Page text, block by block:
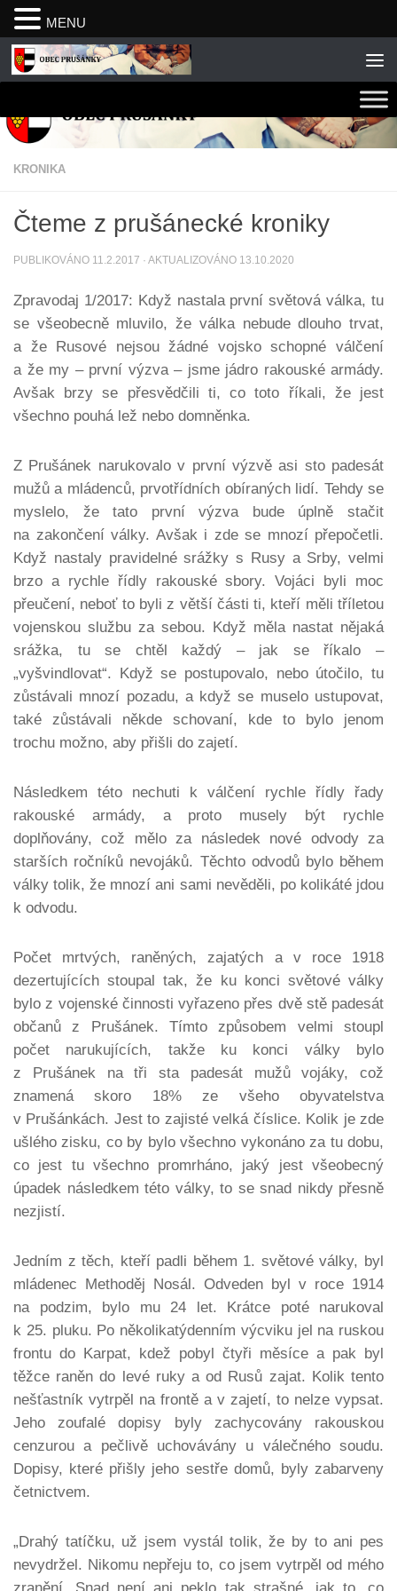
Skip to content
KRONIKA
Čteme z prušánecké kroniky
PUBLIKOVÁNO 11.2.2017 · AKTUALIZOVÁNO 13.10.2020
Zpravodaj 1/2017: Když nastala první světová válka, tu
se všeobecně mluvilo, že válka nebude dlouho trvat,
a že Rusové nejsou žádné vojsko schopné válčení
a že my – první výzva – jsme jádro rakouské armády.
Avšak brzy se přesvědčili ti, co toto říkali, že jest
všechno pouhá lež nebo domněnka.
Z Prušánek narukovalo v první výzvě asi sto padesát
mužů a mládenců, prvotřídních obíraných lidí. Tehdy se
myslelo, že tato první výzva bude úplně stačit
na zakončení války. Avšak i zde se mnozí přepočetli.
Když nastaly pravidelné srážky s Rusy a Srby, velmi
brzo a rychle řídly rakouské sbory. Vojáci byli moc
přeučení, neboť to byli z větší části ti, kteří měli tříletou
vojenskou službu za sebou. Když měla nastat nějaká
srážka, tu se chtěl každý – jak se říkalo –
„vyšvindlovat“. Když se postupovalo, nebo útočilo, tu
zůstávali mnozí pozadu, a když se muselo ustupovat,
také zůstávali někde schovaní, kde to bylo jenom
trochu možno, aby přišli do zajetí.
Následkem této nechuti k válčení rychle řídly řady
rakouské armády, a proto musely být rychle
doplňovány, což mělo za následek nové odvody za
starších ročníků nevojáků. Těchto odvodů bylo během
války tolik, že mnozí ani sami nevěděli, po kolikáté jdou
k odvodu.
Počet mrtvých, raněných, zajatých a v roce 1918
dezertujících stoupal tak, že ku konci světové války
bylo z vojenské činnosti vyřazeno přes dvě stě padesát
občanů z Prušánek. Tímto způsobem velmi stoupl
počet narukujících, takže ku konci války bylo
z Prušánek na tři sta padesát mužů vojáky, což
znamená skoro 18% ze všeho obyvatelstva
v Prušánkách. Jest to zajisté velká číslice. Kolik je zde
ušlého zisku, co by bylo všechno vykonáno za tu dobu,
co jest tu všechno promrháno, jaký jest všeobecný
úpadek následkem této války, to se snad nikdy přesně
nezjistí.
Jedním z těch, kteří padli během 1. světové války, byl
mládenec Methoděj Nosál. Odveden byl v roce 1914
na podzim, bylo mu 24 let. Krátce poté narukoval
k 25. pluku. Po několikatýdenním výcviku jel na ruskou
frontu do Karpat, kdež pobyl čtyři měsíce a pak byl
těžce raněn do levé ruky a od Rusů zajat. Kolik tento
nešťastník vytrpěl na frontě a v zajetí, to nelze vypsat.
Jeho zoufalé dopisy byly zachycovány rakouskou
cenzurou a pečlivě uchovávány u válečného soudu.
Dopisy, které přišly jeho sestře domů, byly zabarveny
četnictvem.
„Drahý tatíčku, už jsem vystál tolik, že by to ani pes
nevydržel. Nikomu nepřeju to, co jsem vytrpěl od mého
MENU